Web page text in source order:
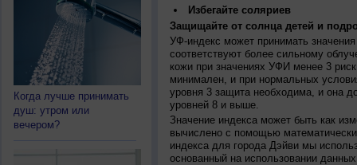
Когда лучше принимать
душ: утром или
вечером?
Избегайте соляриев
Защищайте от солнца детей и
УФ-индекс может принимать
соответствуют более сильному
кожи при значениях УФИ менее 3
минимален, и при нормальных
уровня 3 защита необходима, и она
уровней 8 и выше.
Значение индекса может быть как
вычислено с помощью
индекса для города Дэйви мы
основанный на использовании